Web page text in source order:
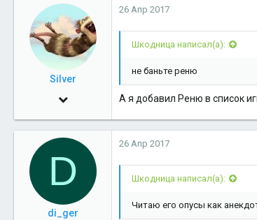
16
Silver
2 Июн 2009
224
16
26 Апр 2017
Шкодница написал(а):
не баньте реню
А я добавил Реню в список
D
di_ger
26 Апр 2017
Шкодница написал(а):
Читаю его опусы как